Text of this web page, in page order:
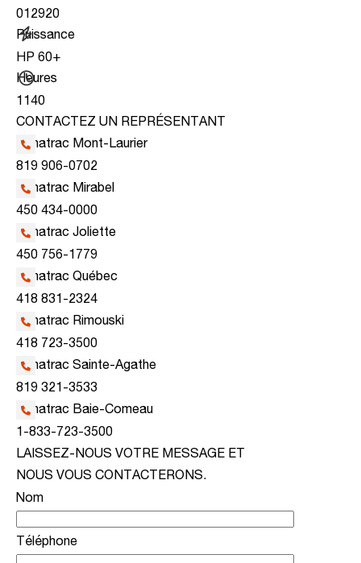
012920
Puissance
HP 60+
Heures
1140
CONTACTEZ UN REPRÉSENTANT
Kanatrac Mont-Laurier
819 906-0702
Kanatrac Mirabel
450 434-0000
Kanatrac Joliette
450 756-1779
Kanatrac Québec
418 831-2324
Kanatrac Rimouski
418 723-3500
Kanatrac Sainte-Agathe
819 321-3533
Kanatrac Baie-Comeau
1-833-723-3500
LAISSEZ-NOUS VOTRE MESSAGE ET
NOUS VOUS CONTACTERONS.
Nom
Téléphone